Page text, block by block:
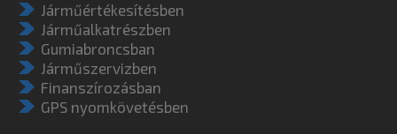
Járműértékesítésben
Járműalkatrészben
Gumiabroncsban
Járműszervizben
Finanszírozásban
GPS nyomkövetésben